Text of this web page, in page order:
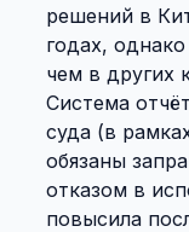
решений в
годах,
чем в других
Система
суда (в
обязаны
отказом в
повысила